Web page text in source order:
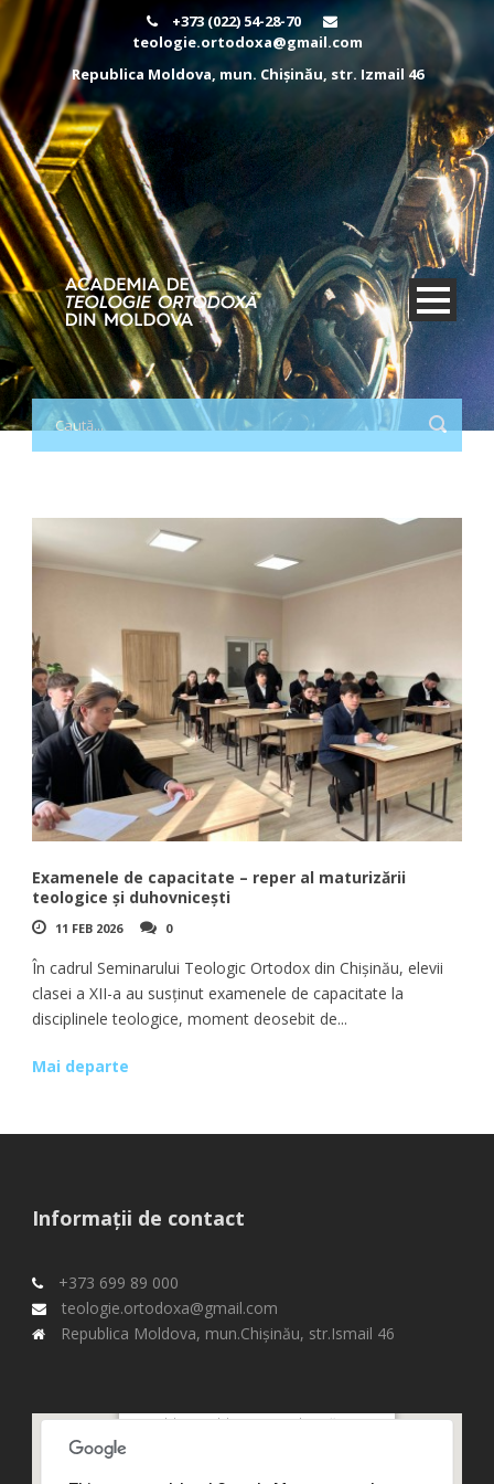
+373 (022) 54-28-70
teologie.ortodoxa@gmail.com
Republica Moldova, mun. Chișinău, str. Izmail 46
Examenele de capacitate – reper al maturizării
teologice și duhovnicești
11 FEB 2026 0
În cadrul Seminarului Teologic Ortodox din Chișinău, elevii
clasei a XII-a au susținut examenele de capacitate la
disciplinele teologice, moment deosebit de...
Mai departe
Informații de contact
+373 699 89 000
teologie.ortodoxa@gmail.com
Republica Moldova, mun.Chişinău, str.Ismail 46
Republica Moldova, mun.Chişinău,